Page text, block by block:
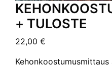
+ TULOSTE
22,00 €